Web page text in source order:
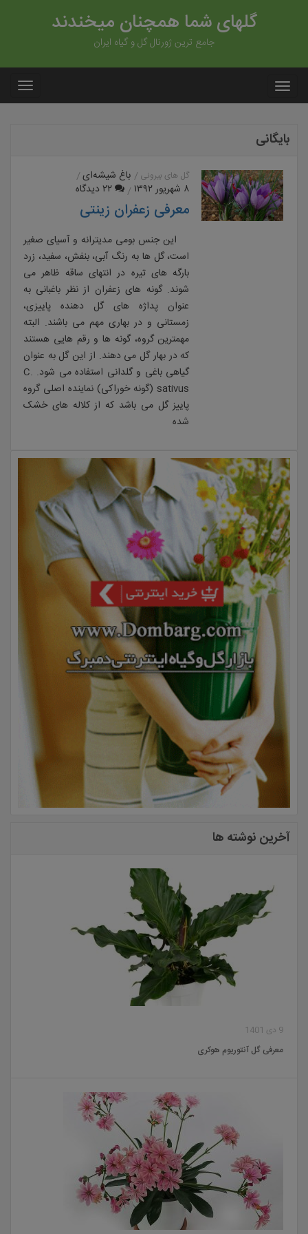
گلهای شما همچنان میخندند
جامع ترین ژورنال گل و گیاه ایران
بایگانی
گل های بیرونی
باغ شیشه‌ای
۸ شهریور ۱۳۹۲
۲۲ دیدگاه
معرفی زعفران زینتی
این جنس بومی مدیترانه و آسیای صغیر
است، گل ها به رنگ آبی، بنفش، سفید، زرد
بارگه های تیره در انتهای ساقه ظاهر می
شوند. گونه های زعفران از نظر باغبانی به
عنوان پداژه های گل دهنده پاییزی،
زمستانی و در بهاری مهم می باشند. البته
مهمترین گروه، گونه ها و رقم هایی هستند
که در بهار گل می دهند. از این گل به عنوان
گیاهی باغی و گلدانی استفاده می شود. C.
sativus (گونه خوراکی) نماینده اصلی گروه
پاییز گل می باشد که از کلاله های خشک
شده
آخرین نوشته ها
9 دی 1401
معرفی گل آنتوریوم هوکری